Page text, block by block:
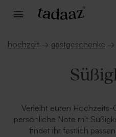
hochzeit → gastgeschenke →
Verleiht euren Hochzeits-
persönliche Note mit
findet ihr festlich